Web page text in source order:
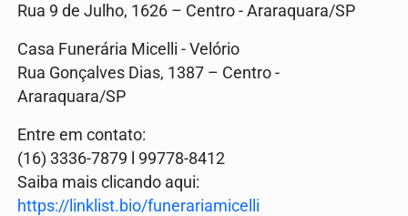
Rua 9 de Julho, 1626 – Centro - Araraquara/SP
Casa Funerária Micelli - Velório
Rua Gonçalves Dias, 1387 – Centro -
Araraquara/SP
Entre em contato:
(16) 3336-7879 l 99778-8412
Saiba mais clicando aqui:
https://linklist.bio/funerariamicelli